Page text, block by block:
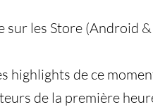
sur les Store (Android
highlights de ce
de la première